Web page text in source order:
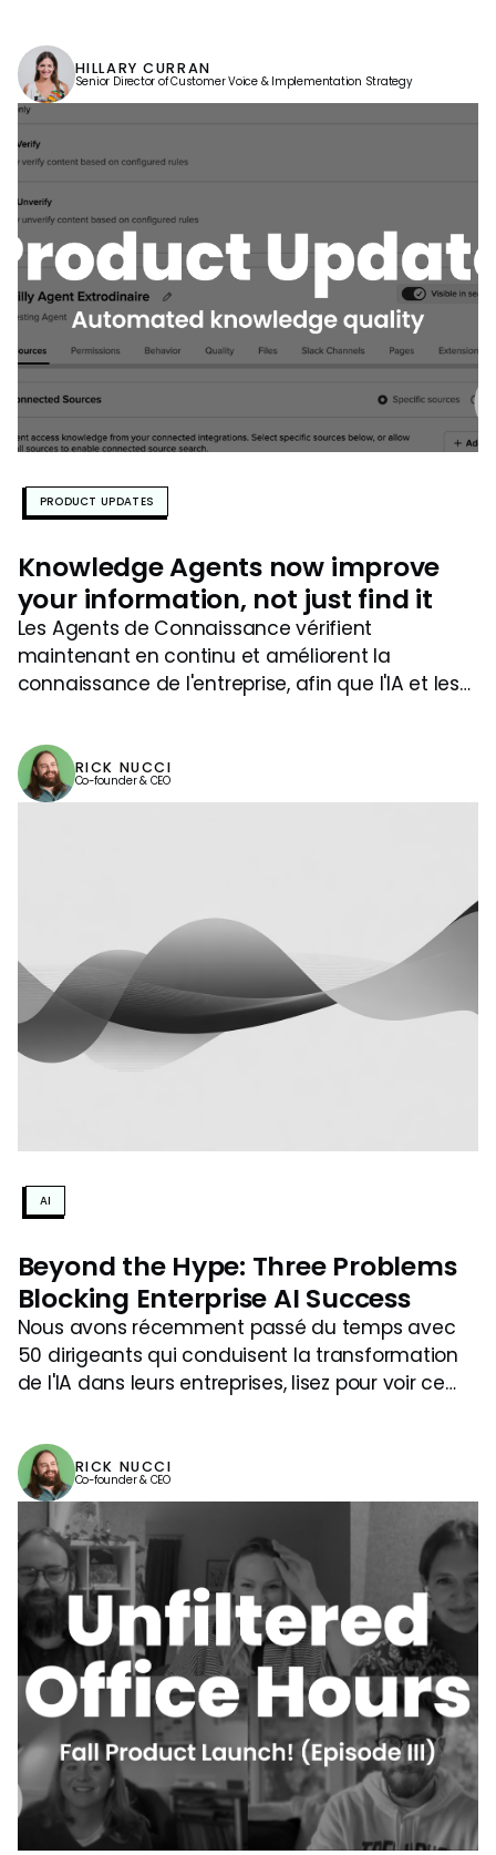
HILLARY CURRAN
Senior Director of Customer Voice & Implementation Strategy
PRODUCT UPDATES
Knowledge Agents now improve
your information, not just find it
Les Agents de Connaissance vérifient
maintenant en continu et améliorent la
connaissance de l'entreprise, afin que l'IA et les
RICK NUCCI
Co-founder & CEO
AI
Beyond the Hype: Three Problems
Blocking Enterprise AI Success
Nous avons récemment passé du temps avec
50 dirigeants qui conduisent la transformation
de l'IA dans leurs entreprises, lisez pour voir ce
planifier le succès.
RICK NUCCI
Co-founder & CEO